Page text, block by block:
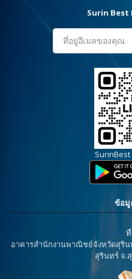
Surin
ข้อมู
อาคารสำนักงานพาณิชย์จังหวัดสุริน
สุรินทร์ จ.